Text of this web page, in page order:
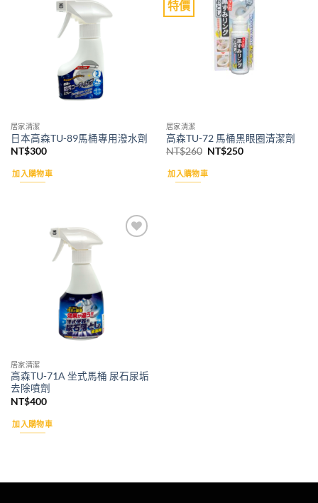
居家清潔
日本高森TU-89馬桶專用潑水劑
NT$300
加入購物車
特價
居家清潔
高森TU-72 馬桶黑眼圈清潔劑
NT$260 原
價
格：
NT$250目
加入購物車
居家清潔
高森TU-71A 坐式馬桶 尿石尿垢
去除噴劑
NT$400
加入購物車